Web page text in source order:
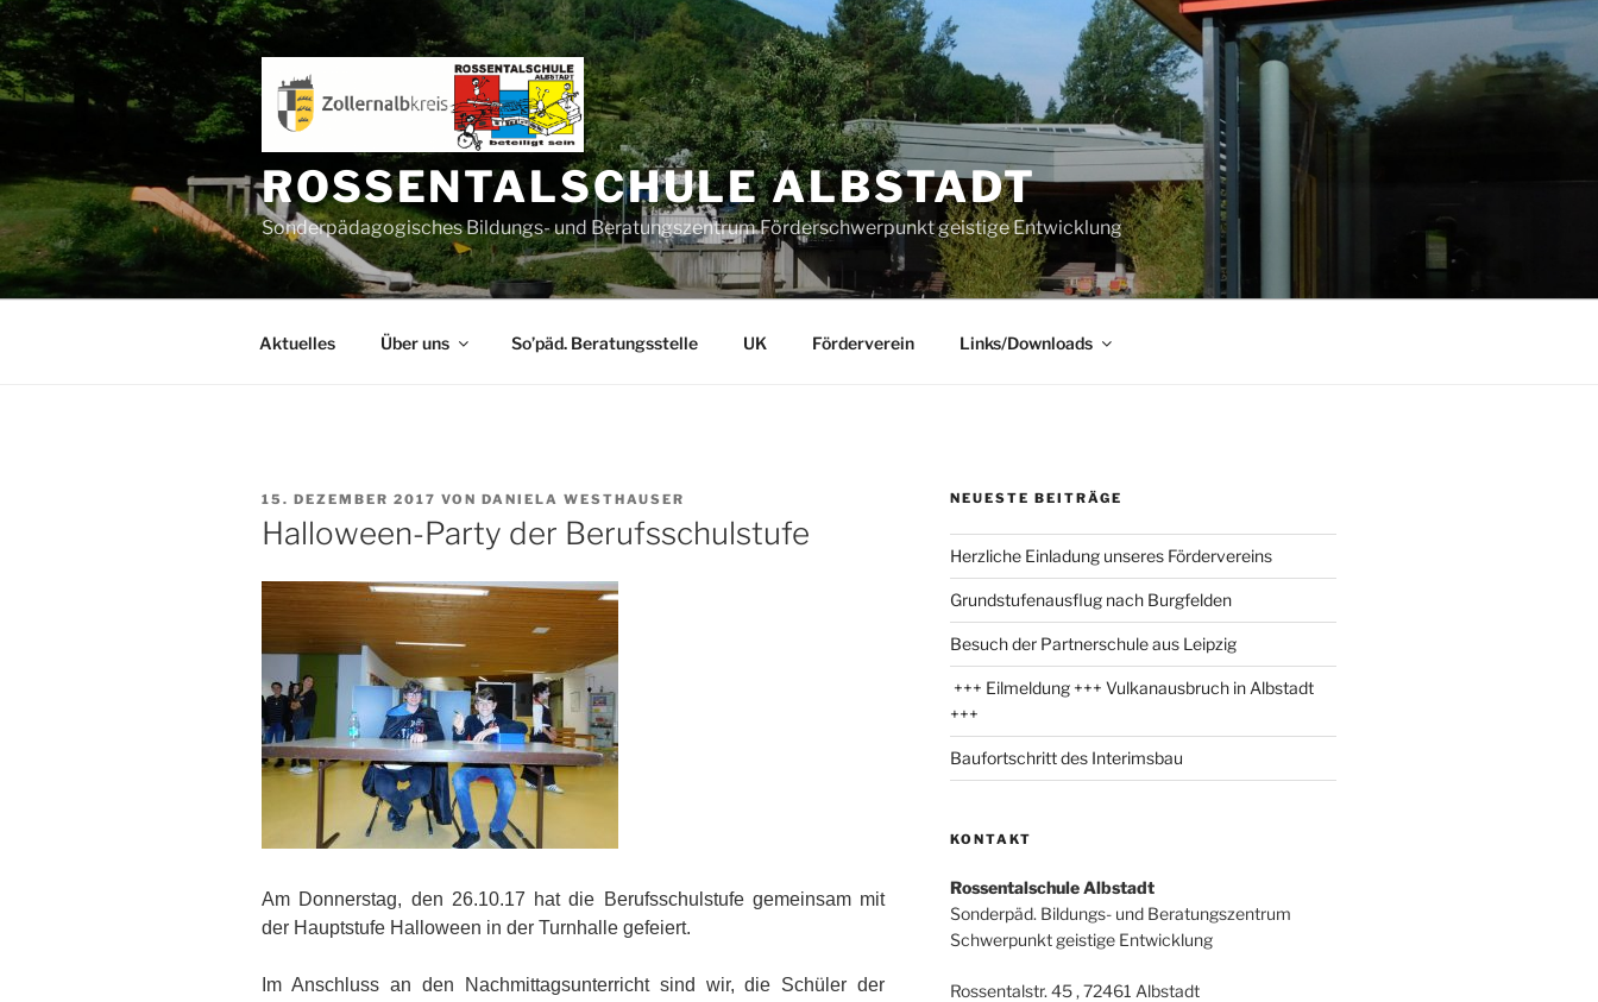
Zum
Inhalt
springen
ROSSENTALSCHULE ALBSTADT
Sonderpädagogisches Bildungs- und Beratungszentrum Förderschwerpunkt geistige Entwicklung
Aktuelles Über uns So’päd. Beratungsstelle UK Förderverein Links/Downloads
VERÖFFENTLICHT
AM
15. DEZEMBER 2017 VON DANIELA WESTHAUSER
Halloween-Party der Berufsschulstufe
Am Donnerstag, den 26.10.17 hat die Berufsschulstufe gemeinsam mit
der Hauptstufe Halloween in der Turnhalle gefeiert.
Im Anschluss an den Nachmittagsunterricht sind wir, die Schüler der
NEUESTE BEITRÄGE
Herzliche Einladung unseres Fördervereins
Grundstufenausflug nach Burgfelden
Besuch der Partnerschule aus Leipzig
+++ Eilmeldung +++ Vulkanausbruch in Albstadt
+++
Baufortschritt des Interimsbau
KONTAKT
Rossentalschule Albstadt
Sonderpäd. Bildungs- und Beratungszentrum
Schwerpunkt geistige Entwicklung
Rossentalstr. 45 , 72461 Albstadt